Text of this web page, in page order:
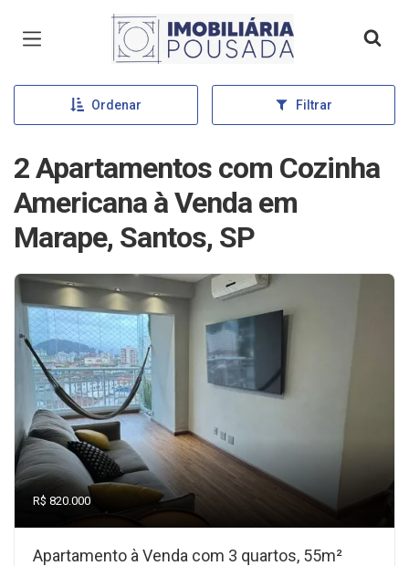
Página inicial
Ordenar Filtrar
2 Apartamentos com Cozinha
Americana à Venda em
Marape, Santos, SP
R$ 820.000
Apartamento à Venda com 3 quartos, 55m²